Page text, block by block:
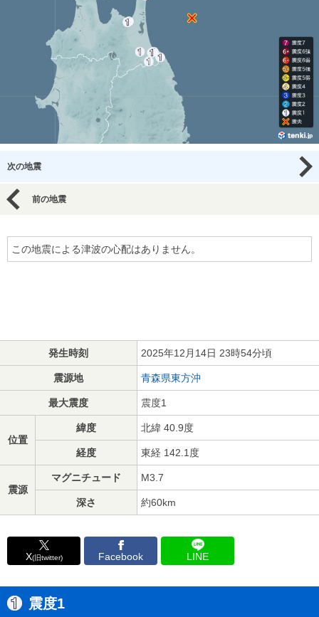
次の地震
前の地震
この地震による津波の心配はありません。
発生時刻 2025年12月14日 23時54分頃
震源地 青森県東方沖
最大震度 震度1
位置
緯度 北緯 40.9度
経度 東経 142.1度
震源
マグニチュード M3.7
深さ 約60km
X(旧twitter) Facebook LINE
震度1